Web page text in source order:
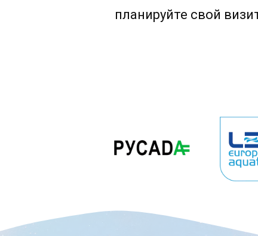
планируйте свой